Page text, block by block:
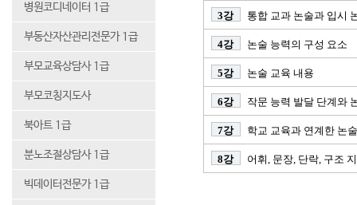
병원코디네이터 1급
부동산자산관리전문가 1급
부모교육상담사 1급
부모코칭지도사
북아트 1급
분노조절상담사 1급
빅데이터전문가 1급
3강 통합 교과 논술과 입시
4강 논술 능력의 구성 요소
5강 논술 교육 내용
6강 작문 능력 발달 단계와
7강 학교 교육과 연계한 논
8강 어휘, 문장, 단락, 구조